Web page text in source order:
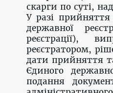
скарги по суті,
У разі прийняття
державної
реєстрації),
реєстратором,
дати прийняття
Єдиного
подання